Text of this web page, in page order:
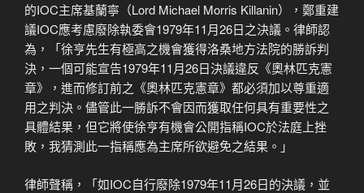
的IOC主席基蘭寧（Lord Michael Morris Killanin），鄭重建
議IOC應考慮廢除執委會1979年11月26日之決議。律師認
為，「徐亨先生有極高之機會獲得洛桑地方法院的勝訴判
決，一個可能宣告1979年11月26日決議違反《奧林匹克憲
章》，進而修訂前之《奧林匹克憲章》都必須加以尊重適
用之判決。儘管此一勝訴不會因而獲取任何具有重要性之
具體結果，但它將使徐亨有機會公開指稱IOC於法庭上挫
敗，我猜測此一指稱應為主席所欲避免之結果。」
律師聲稱，「如IOC自行廢除1979年11月26日的決議，並